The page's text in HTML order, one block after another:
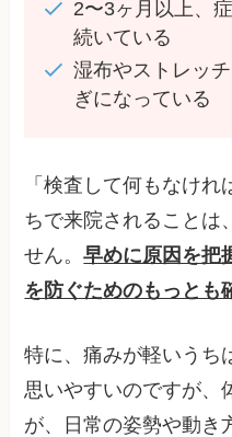
2〜3ヶ月以上、
続いている
湿布やストレッ
ぎになっている
「検査して何もなけ
ちで来院されることは
せん。早めに原因を把
を防ぐためのもっとも
特に、痛みが軽いうち
思いやすいのですが、
が、日常の姿勢や動き